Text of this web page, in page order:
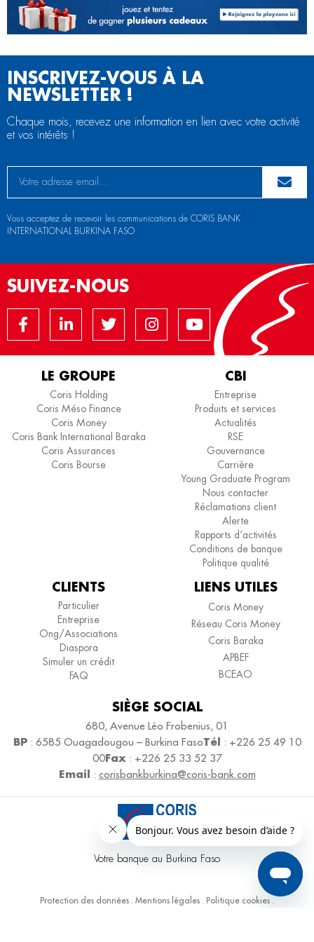
INSCRIVEZ-VOUS À LA
NEWSLETTER !
Chaque mois, recevez une information en lien avec votre activité
et vos intérêts !
Vous acceptez de recevoir les communications de CORIS BANK
INTERNATIONAL BURKINA FASO
SUIVEZ-NOUS
LE GROUPE
Coris Holding
Coris Méso Finance
Coris Money
Coris Bank International Baraka
Coris Assurances
Coris Bourse
CBI
Entreprise
Produits et services
Actualités
RSE
Gouvernance
Carrière
Young Graduate Program
Nous contacter
Réclamations client
Alerte
Rapports d’activités
Conditions de banque
Politique qualité
CLIENTS
Particulier
Entreprise
Ong/Associations
Diaspora
Simuler un crédit
FAQ
LIENS UTILES
Coris Money
Réseau Coris Money
Coris Baraka
APBEF
BCEAO
SIÈGE SOCIAL
680, Avenue Léo Frobenius, 01
BP: 6585 Ouagadougou – Burkina FasoTél : +226 25 49 10
00Fax: +226 25 33 52 37
Email : corisbankburkina@coris-bank.com
Votre banque au Burkina Faso
Protection des données Mentions légales Politique cookies